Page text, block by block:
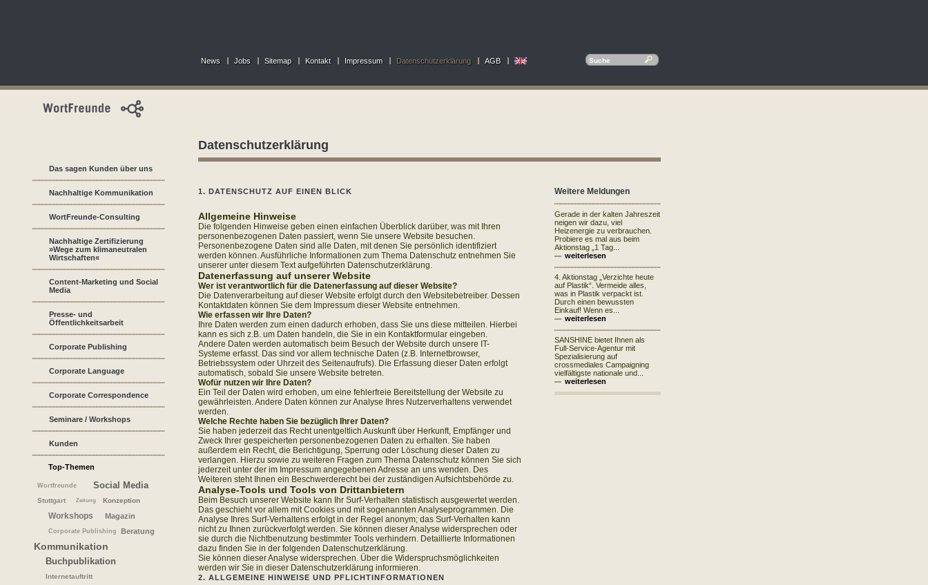
News Jobs Sitemap Kontakt Impressum Datenschutzerklärung AGB
Das sagen Kunden über uns
Nachhaltige Kommunikation
WortFreunde-Consulting
Nachhaltige Zertifizierung
»Wege zum klimaneutralen
Wirtschaften«
Content-Marketing und Social
Media
Presse- und
Öffentlichkeitsarbeit
Corporate Publishing
Corporate Language
Corporate Correspondence
Seminare / Workshops
Kunden
Top-Themen
Wortfreunde Social Media
Stuttgart Zeitung Konzeption
Workshops Magazin
Corporate Publishing Beratung
Kommunikation
Buchpublikation
Internetauftritt
Datenschutzerklärung
1. DATENSCHUTZ AUF EINEN BLICK
Allgemeine Hinweise
Die folgenden Hinweise geben einen einfachen Überblick darüber, was mit Ihren
personenbezogenen Daten passiert, wenn Sie unsere Website besuchen.
Personenbezogene Daten sind alle Daten, mit denen Sie persönlich identifiziert
werden können. Ausführliche Informationen zum Thema Datenschutz entnehmen Sie
unserer unter diesem Text aufgeführten Datenschutzerklärung.
Datenerfassung auf unserer Website
Wer ist verantwortlich für die Datenerfassung auf dieser Website?
Die Datenverarbeitung auf dieser Website erfolgt durch den Websitebetreiber. Dessen
Kontaktdaten können Sie dem Impressum dieser Website entnehmen.
Wie erfassen wir Ihre Daten?
Ihre Daten werden zum einen dadurch erhoben, dass Sie uns diese mitteilen. Hierbei
kann es sich z.B. um Daten handeln, die Sie in ein Kontaktformular eingeben.
Andere Daten werden automatisch beim Besuch der Website durch unsere IT-
Systeme erfasst. Das sind vor allem technische Daten (z.B. Internetbrowser,
Betriebssystem oder Uhrzeit des Seitenaufrufs). Die Erfassung dieser Daten erfolgt
automatisch, sobald Sie unsere Website betreten.
Wofür nutzen wir Ihre Daten?
Ein Teil der Daten wird erhoben, um eine fehlerfreie Bereitstellung der Website zu
gewährleisten. Andere Daten können zur Analyse Ihres Nutzerverhaltens verwendet
werden.
Welche Rechte haben Sie bezüglich Ihrer Daten?
Sie haben jederzeit das Recht unentgeltlich Auskunft über Herkunft, Empfänger und
Zweck Ihrer gespeicherten personenbezogenen Daten zu erhalten. Sie haben
außerdem ein Recht, die Berichtigung, Sperrung oder Löschung dieser Daten zu
verlangen. Hierzu sowie zu weiteren Fragen zum Thema Datenschutz können Sie sich
jederzeit unter der im Impressum angegebenen Adresse an uns wenden. Des
Weiteren steht Ihnen ein Beschwerderecht bei der zuständigen Aufsichtsbehörde zu.
Analyse-Tools und Tools von Drittanbietern
Beim Besuch unserer Website kann Ihr Surf-Verhalten statistisch ausgewertet werden.
Das geschieht vor allem mit Cookies und mit sogenannten Analyseprogrammen. Die
Analyse Ihres Surf-Verhaltens erfolgt in der Regel anonym; das Surf-Verhalten kann
nicht zu Ihnen zurückverfolgt werden. Sie können dieser Analyse widersprechen oder
sie durch die Nichtbenutzung bestimmter Tools verhindern. Detaillierte Informationen
dazu finden Sie in der folgenden Datenschutzerklärung.
Sie können dieser Analyse widersprechen. Über die Widerspruchsmöglichkeiten
werden wir Sie in dieser Datenschutzerklärung informieren.
2. ALLGEMEINE HINWEISE UND PFLICHTINFORMATIONEN
Weitere Meldungen
Gerade in der kalten Jahreszeit
neigen wir dazu, viel
Heizenergie zu verbrauchen.
Probiere es mal aus beim
Aktionstag „1 Tag...
weiterlesen
4. Aktionstag „Verzichte heute
auf Plastik“. Vermeide alles,
was in Plastik verpackt ist.
Durch einen bewussten
Einkauf! Wenn es...
weiterlesen
SANSHINE bietet Ihnen als
Full-Service-Agentur mit
Spezialisierung auf
crossmediales Campaigning
vielfältigste nationale und...
weiterlesen